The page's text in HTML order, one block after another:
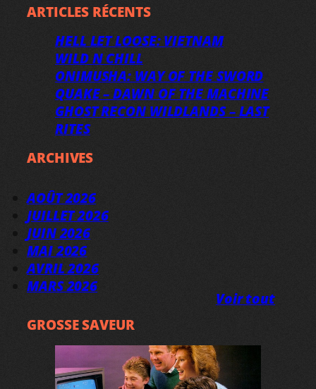
ARTICLES RÉCENTS
HELL LET LOOSE: VIETNAM
WILD N CHILL
ONIMUSHA: WAY OF THE SWORD
QUAKE – DAWN OF THE MACHINE
GHOST RECON WILDLANDS – LAST
RITES
ARCHIVES
AOÛT 2026
JUILLET 2026
JUIN 2026
MAI 2026
AVRIL 2026
MARS 2026
Voir tout
GROSSE SAVEUR